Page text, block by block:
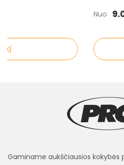
Nuo 9.03
Gaminame aukščiausios kokybės